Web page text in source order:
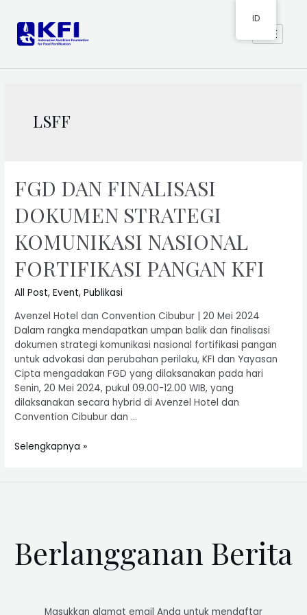
LSFF
FGD DAN FINALISASI
DOKUMEN STRATEGI
KOMUNIKASI NASIONAL
FORTIFIKASI PANGAN KFI
All Post,Event,Publikasi
Avenzel Hotel dan Convention Cibubur | 20 Mei 2024
Dalam rangka mendapatkan umpan balik dan finalisasi
dokumen strategi komunikasi nasional fortifikasi pangan
untuk advokasi dan perubahan perilaku, KFI dan Yayasan
Cipta mengadakan FGD yang dilaksanakan pada hari
Senin, 20 Mei 2024, pukul 09.00-12.00 WIB, yang
dilaksanakan secara hybrid di Avenzel Hotel dan
Convention Cibubur dan …
Selengkapnya »
Berlangganan Berita
Masukkan alamat email Anda untuk mendaftar
ID